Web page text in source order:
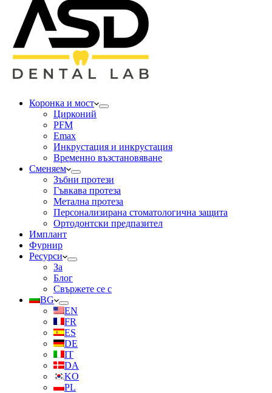
Коронка и мост
Цирконий
PFM
Emax
Инкрустация и инкрустация
Временно възстановяване
Сменяем
Зъбни протези
Гъвкава протеза
Метална протеза
Персонализирана стоматологична защита
Ортодонтски предпазител
Имплант
Фурнир
Ресурси
За
Блог
Свържете се с
BG
EN
FR
ES
DE
IT
DA
KO
PL